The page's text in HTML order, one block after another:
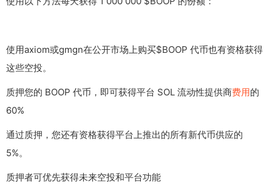
使用axiom或gmgn在公开市场上购买$BOOP 代币也有资格获得
这些空投。
质押您的 BOOP 代币，即可获得平台 SOL 流动性提供商费用的
60%
通过质押，您还有资格获得平台上推出的所有新代币供应的
5%。
质押者可优先获得未来空投和平台功能